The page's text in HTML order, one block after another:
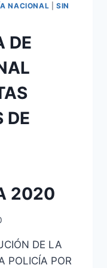
NACIONAL |SIN
DE
DE
2020
DE LA
POLICÍA POR